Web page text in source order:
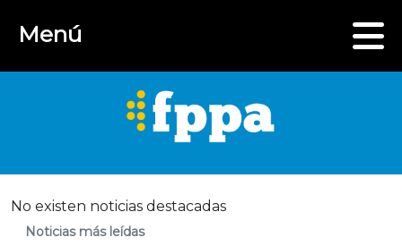
Menú
No existen noticias destacadas
Noticias más leídas